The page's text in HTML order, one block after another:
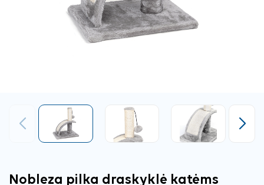
Ankstesnis Tęsti
Nobleza pilka draskyklė katėms